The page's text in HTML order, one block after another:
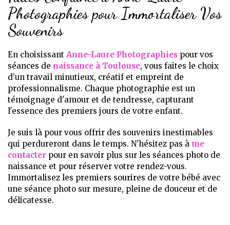
Photographies pour Immortaliser Vos
Souvenirs
En choisissant Anne-Laure Photographies pour vos
séances de naissance à Toulouse, vous faites le choix
d’un travail minutieux, créatif et empreint de
professionnalisme. Chaque photographie est un
témoignage d'amour et de tendresse, capturant
l'essence des premiers jours de votre enfant.
Je suis là pour vous offrir des souvenirs inestimables
qui perdureront dans le temps. N’hésitez pas à me
contacter pour en savoir plus sur les séances photo de
naissance et pour réserver votre rendez-vous.
Immortalisez les premiers sourires de votre bébé avec
une séance photo sur mesure, pleine de douceur et de
délicatesse.